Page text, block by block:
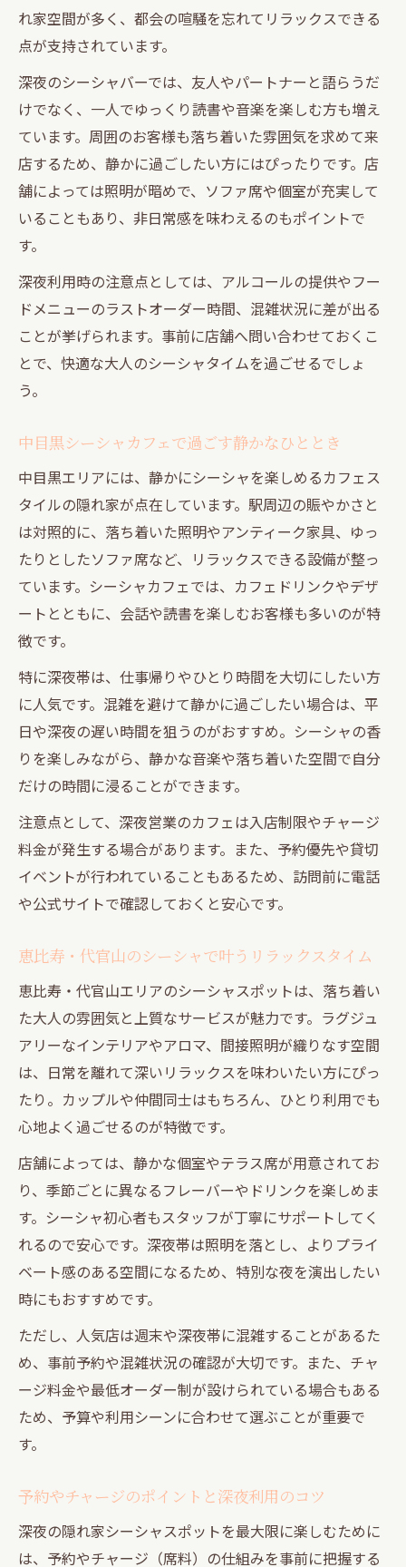
れ家空間が多く、都会の喧騒を忘れてリラックスできる
点が支持されています。
深夜のシーシャバーでは、友人やパートナーと語らうだ
けでなく、一人でゆっくり読書や音楽を楽しむ方も増え
ています。周囲のお客様も落ち着いた雰囲気を求めて来
店するため、静かに過ごしたい方にはぴったりです。店
舗によっては照明が暗めで、ソファ席や個室が充実して
いることもあり、非日常感を味わえるのもポイントで
す。
深夜利用時の注意点としては、アルコールの提供やフー
ドメニューのラストオーダー時間、混雑状況に差が出る
ことが挙げられます。事前に店舗へ問い合わせておくこ
とで、快適な大人のシーシャタイムを過ごせるでしょ
う。
中目黒シーシャカフェで過ごす静かなひととき
中目黒エリアには、静かにシーシャを楽しめるカフェス
タイルの隠れ家が点在しています。駅周辺の賑やかさと
は対照的に、落ち着いた照明やアンティーク家具、ゆっ
たりとしたソファ席など、リラックスできる設備が整っ
ています。シーシャカフェでは、カフェドリンクやデザ
ートとともに、会話や読書を楽しむお客様も多いのが特
徴です。
特に深夜帯は、仕事帰りやひとり時間を大切にしたい方
に人気です。混雑を避けて静かに過ごしたい場合は、平
日や深夜の遅い時間を狙うのがおすすめ。シーシャの香
りを楽しみながら、静かな音楽や落ち着いた空間で自分
だけの時間に浸ることができます。
注意点として、深夜営業のカフェは入店制限やチャージ
料金が発生する場合があります。また、予約優先や貸切
イベントが行われていることもあるため、訪問前に電話
や公式サイトで確認しておくと安心です。
恵比寿・代官山のシーシャで叶うリラックスタイム
恵比寿・代官山エリアのシーシャスポットは、落ち着い
た大人の雰囲気と上質なサービスが魅力です。ラグジュ
アリーなインテリアやアロマ、間接照明が織りなす空間
は、日常を離れて深いリラックスを味わいたい方にぴっ
たり。カップルや仲間同士はもちろん、ひとり利用でも
心地よく過ごせるのが特徴です。
店舗によっては、静かな個室やテラス席が用意されてお
り、季節ごとに異なるフレーバーやドリンクを楽しめま
す。シーシャ初心者もスタッフが丁寧にサポートしてく
れるので安心です。深夜帯は照明を落とし、よりプライ
ベート感のある空間になるため、特別な夜を演出したい
時にもおすすめです。
ただし、人気店は週末や深夜帯に混雑することがあるた
め、事前予約や混雑状況の確認が大切です。また、チャ
ージ料金や最低オーダー制が設けられている場合もある
ため、予算や利用シーンに合わせて選ぶことが重要で
す。
予約やチャージのポイントと深夜利用のコツ
深夜の隠れ家シーシャスポットを最大限に楽しむために
は、予約やチャージ（席料）の仕組みを事前に把握する